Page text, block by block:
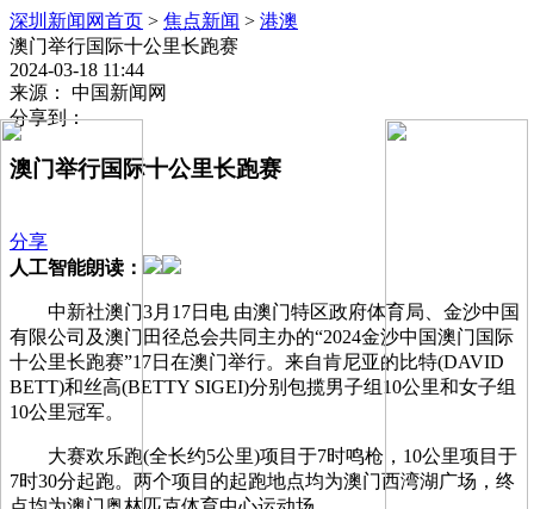
深圳新闻网首页 > 焦点新闻 > 港澳
澳门举行国际十公里长跑赛
2024-03-18 11:44
来源： 中国新闻网
分享到：
澳门举行国际十公里长跑赛
分享
人工智能朗读：
中新社澳门3月17日电 由澳门特区政府体育局、金沙中国
有限公司及澳门田径总会共同主办的“2024金沙中国澳门国际
十公里长跑赛”17日在澳门举行。来自肯尼亚的比特(DAVID
BETT)和丝高(BETTY SIGEI)分别包揽男子组10公里和女子组
10公里冠军。
大赛欢乐跑(全长约5公里)项目于7时鸣枪，10公里项目于
7时30分起跑。两个项目的起跑地点均为澳门西湾湖广场，终